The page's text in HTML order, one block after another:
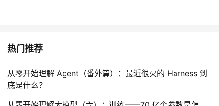
热门推荐
从零开始理解 Agent（番外篇）：最近很火的 Harness 到
底是什么？